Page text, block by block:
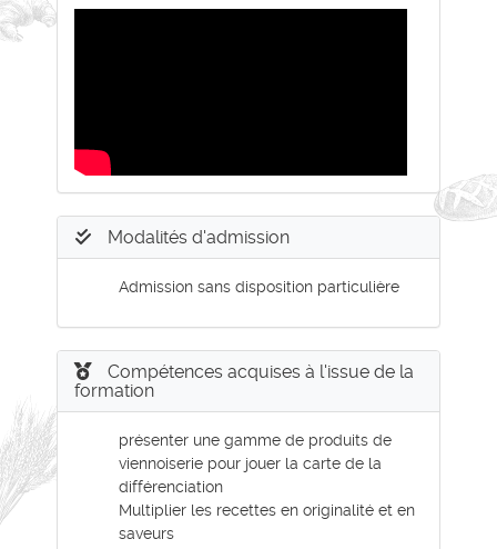
Modalités d'admission
Admission sans disposition particulière
Compétences acquises à l'issue de la
formation
présenter une gamme de produits de
viennoiserie pour jouer la carte de la
différenciation
Multiplier les recettes en originalité et en
saveurs